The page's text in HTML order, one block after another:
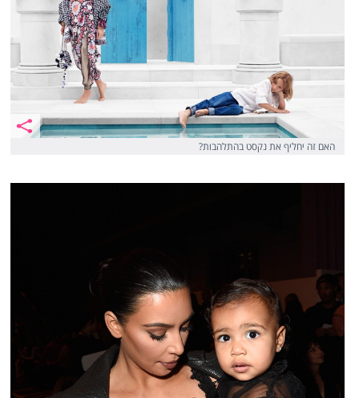
האם זה יחליף את נקסט בהתלהבות?